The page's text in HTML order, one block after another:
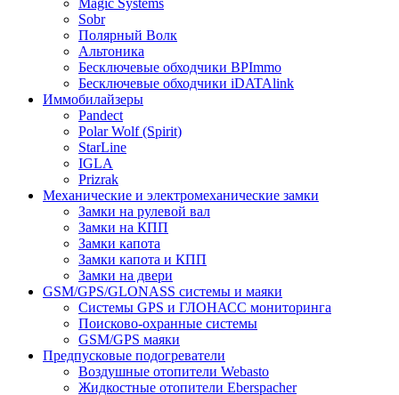
Magic Systems
Sobr
Полярный Волк
Альтоника
Бесключевые обходчики BPImmo
Бесключевые обходчики iDATAlink
Иммобилайзеры
Pandect
Polar Wolf (Spirit)
StarLine
IGLA
Prizrak
Механические и электромеханические замки
Замки на рулевой вал
Замки на КПП
Замки капота
Замки капота и КПП
Замки на двери
GSM/GPS/GLONASS системы и маяки
Системы GPS и ГЛОНАСС мониторинга
Поисково-охранные системы
GSM/GPS маяки
Предпусковые подогреватели
Воздушные отопители Webasto
Жидкостные отопители Eberspacher